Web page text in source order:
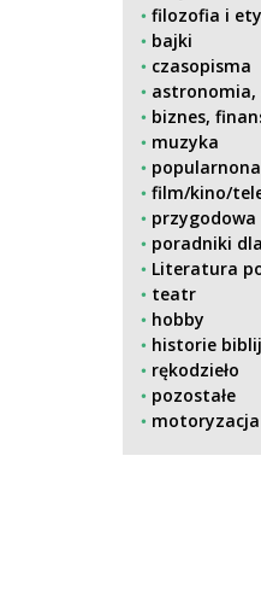
filozofia i
bajki
czasopisma
biznes,
muzyka
film/kino/
przygodowa
poradniki
Literatura
teatr
hobby
historie
rękodzieło
pozostałe
motoryzacja